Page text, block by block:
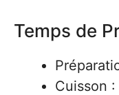
Temps de
Cuisson